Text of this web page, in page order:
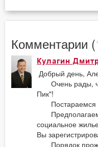
Комментарии (
Кулагин
Добрый день,
Очень рады,
Пик"!
Постараемся
Предполагаем
социальное
Вы
Порядок